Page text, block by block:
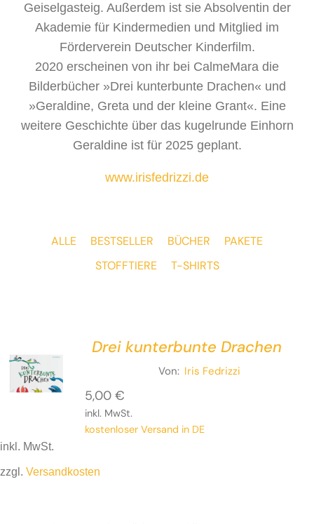
Geiselgasteig. Außerdem ist sie Absolventin der
Akademie für Kindermedien und Mitglied im
Förderverein Deutscher Kinderfilm.
2020 erscheinen von ihr bei CalmeMara die
Bilderbücher »Drei kunterbunte Drachen« und
»Geraldine, Greta und der kleine Grant«. Eine
weitere Geschichte über das kugelrunde Einhorn
Geraldine ist für 2025 geplant.
www.irisfedrizzi.de
ALLE BESTSELLER BÜCHER
PAKETE
STOFFTIERE
T-SHIRTS
Drei kunterbunte Drachen
Von: Iris Fedrizzi
5,00 €
inkl. MwSt.
kostenloser Versand in DE
inkl. MwSt.
zzgl. Versandkosten